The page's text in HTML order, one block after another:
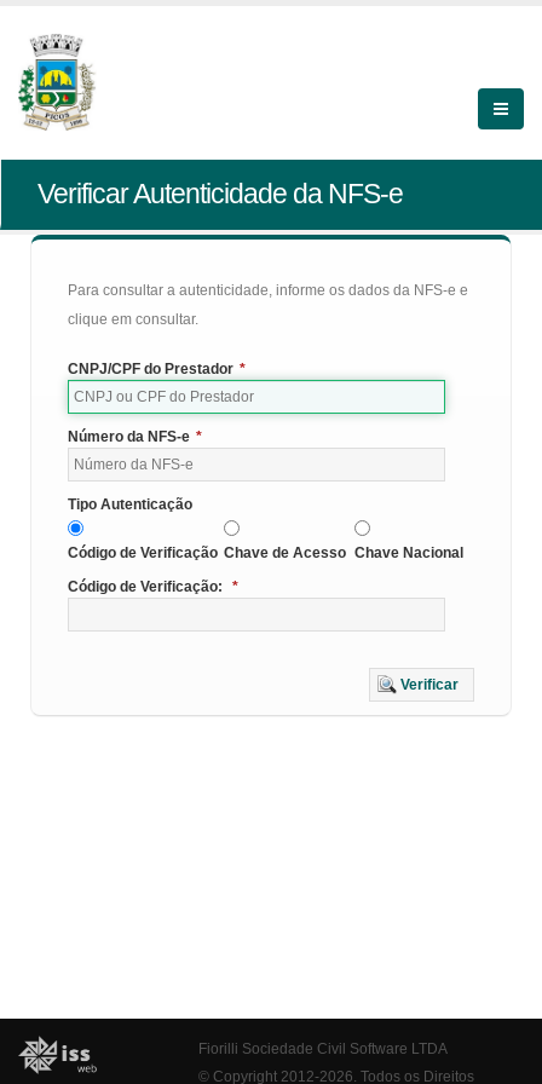
Verificar Autenticidade da NFS-e
Para consultar a autenticidade, informe os dados da NFS-e e
clique em consultar.
CNPJ/CPF do Prestador *
Número da NFS-e *
Tipo Autenticação
Código de Verificação Chave de Acesso Chave Nacional
Código de Verificação:
*
Verificar
Fiorilli Sociedade Civil Software LTDA
© Copyright 2012-2026. Todos os Direitos